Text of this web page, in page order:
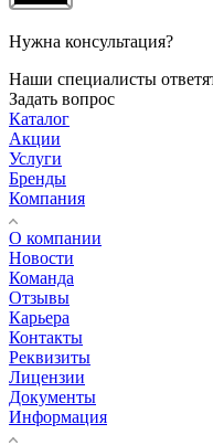
Нужна консультация?
Наши специалисты
Задать вопрос
Каталог
Акции
Услуги
Бренды
Компания
О компании
Новости
Команда
Отзывы
Карьера
Контакты
Реквизиты
Лицензии
Документы
Информация